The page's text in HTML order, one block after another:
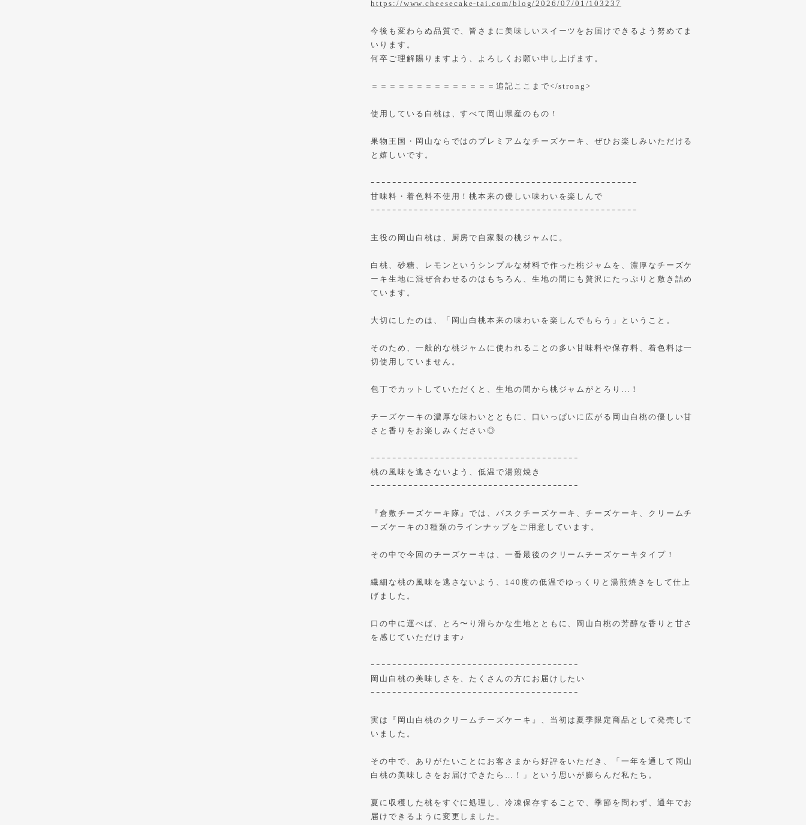
https://www.cheesecake-tai.com/blog/2026/07/01/103237
今後も変わらぬ品質で、皆さまに美味しいスイーツをお届けできるよう努めてま
いります。
何卒ご理解賜りますよう、よろしくお願い申し上げます。
＝＝＝＝＝＝＝＝＝＝＝＝＝＝追記ここまで</strong>
使用している白桃は、すべて岡山県産のもの！
果物王国・岡山ならではのプレミアムなチーズケーキ、ぜひお楽しみいただける
と嬉しいです。
ｰｰｰｰｰｰｰｰｰｰｰｰｰｰｰｰｰｰｰｰｰｰｰｰｰｰｰｰｰｰｰｰｰｰｰｰｰｰｰｰｰｰｰｰｰｰｰｰｰｰ
甘味料・着色料不使用！桃本来の優しい味わいを楽しんで
ｰｰｰｰｰｰｰｰｰｰｰｰｰｰｰｰｰｰｰｰｰｰｰｰｰｰｰｰｰｰｰｰｰｰｰｰｰｰｰｰｰｰｰｰｰｰｰｰｰｰ
主役の岡山白桃は、厨房で自家製の桃ジャムに。
白桃、砂糖、レモンというシンプルな材料で作った桃ジャムを、濃厚なチーズケ
ーキ生地に混ぜ合わせるのはもちろん、生地の間にも贅沢にたっぷりと敷き詰め
ています。
大切にしたのは、「岡山白桃本来の味わいを楽しんでもらう」ということ。
そのため、一般的な桃ジャムに使われることの多い甘味料や保存料、着色料は一
切使用していません。
包丁でカットしていただくと、生地の間から桃ジャムがとろり...！
チーズケーキの濃厚な味わいとともに、口いっぱいに広がる岡山白桃の優しい甘
さと香りをお楽しみください◎
ｰｰｰｰｰｰｰｰｰｰｰｰｰｰｰｰｰｰｰｰｰｰｰｰｰｰｰｰｰｰｰｰｰｰｰｰｰｰｰ
桃の風味を逃さないよう、低温で湯煎焼き
ｰｰｰｰｰｰｰｰｰｰｰｰｰｰｰｰｰｰｰｰｰｰｰｰｰｰｰｰｰｰｰｰｰｰｰｰｰｰｰ
『倉敷チーズケーキ隊』では、バスクチーズケーキ、チーズケーキ、クリームチ
ーズケーキの3種類のラインナップをご用意しています。
その中で今回のチーズケーキは、一番最後のクリームチーズケーキタイプ！
繊細な桃の風味を逃さないよう、140度の低温でゆっくりと湯煎焼きをして仕上
げました。
口の中に運べば、とろ〜り滑らかな生地とともに、岡山白桃の芳醇な香りと甘さ
を感じていただけます♪
ｰｰｰｰｰｰｰｰｰｰｰｰｰｰｰｰｰｰｰｰｰｰｰｰｰｰｰｰｰｰｰｰｰｰｰｰｰｰｰ
岡山白桃の美味しさを、たくさんの方にお届けしたい
ｰｰｰｰｰｰｰｰｰｰｰｰｰｰｰｰｰｰｰｰｰｰｰｰｰｰｰｰｰｰｰｰｰｰｰｰｰｰｰ
実は『岡山白桃のクリームチーズケーキ』、当初は夏季限定商品として発売して
いました。
その中で、ありがたいことにお客さまから好評をいただき、「一年を通して岡山
白桃の美味しさをお届けできたら…！」という思いが膨らんだ私たち。
夏に収穫した桃をすぐに処理し、冷凍保存することで、季節を問わず、通年でお
届けできるように変更しました。